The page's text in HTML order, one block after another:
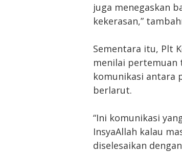
juga menegaskan
kekerasan,”
Sementara itu, Plt
menilai pertemuan
komunikasi antara
berlarut.
“Ini komunikasi
InsyaAllah kalau
diselesaikan